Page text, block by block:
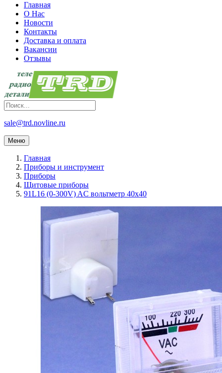
Главная
О Нас
Новости
Контакты
Доставка и оплата
Вакансии
Отзывы
sale@trd.novline.ru
Меню
Главная
Приборы и инструмент
Приборы
Щитовые приборы
91L16 (0-300V) AC вольтметр 40x40